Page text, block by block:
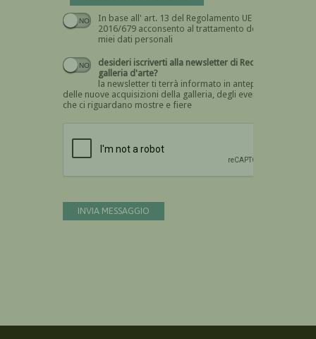
In base all' art. 13 del Regolamento UE n.
2016/679 acconsento al trattamento dei
miei dati personali
Devi dare il consenso
desideri iscriverti alla newsletter di Recta
galleria d'arte?
la newsletter ti terrà informato in anteprima
delle nuove acquisizioni della galleria, degli eventi
che ci riguardano mostre e fiere
INVIA MESSAGGIO